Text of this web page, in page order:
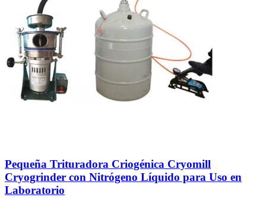
Pequeña Trituradora Criogénica Cryomill
Cryogrinder con Nitrógeno Líquido para Uso en
Laboratorio